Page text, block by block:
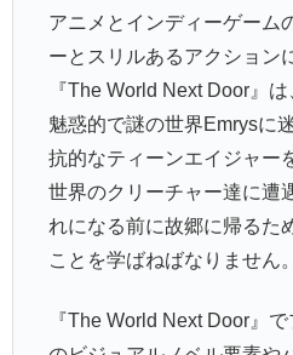
アニメとインディーゲーム
ーとスリルあるアクション
『The World Next Door』
魅惑的で謎の世界Emrysに
抗的なティーンエイジャー
世界のクリーチャー達に遭
れになる前に故郷に帰るた
ことを学ばねばなりません。
『The World Next Door』